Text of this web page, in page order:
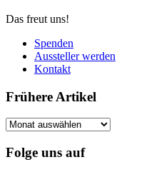
Das freut uns!
Spenden
Aussteller werden
Kontakt
Frühere Artikel
Frühere
Folge uns auf